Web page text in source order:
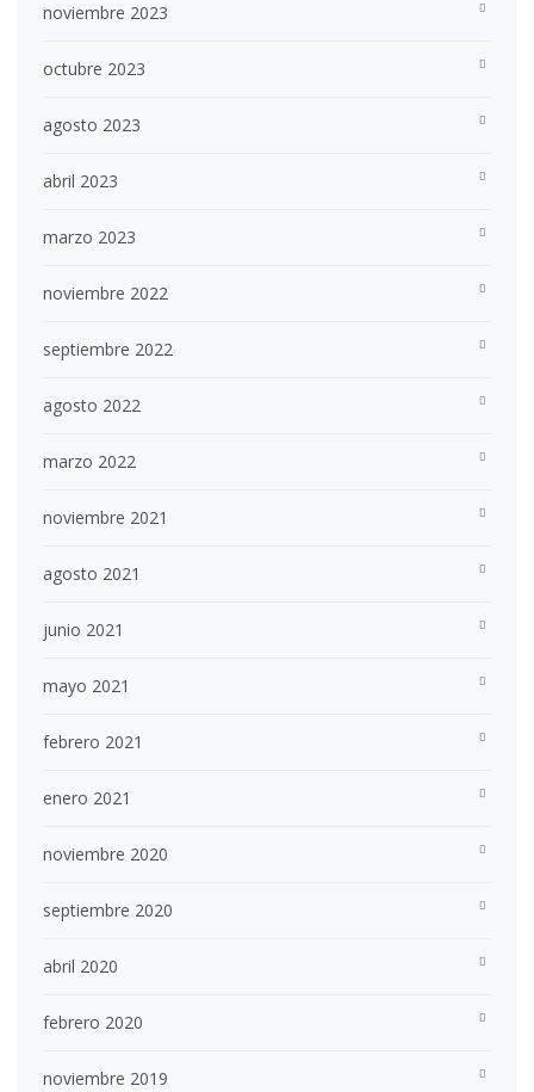
noviembre 2023
octubre 2023
agosto 2023
abril 2023
marzo 2023
noviembre 2022
septiembre 2022
agosto 2022
marzo 2022
noviembre 2021
agosto 2021
junio 2021
mayo 2021
febrero 2021
enero 2021
noviembre 2020
septiembre 2020
abril 2020
febrero 2020
noviembre 2019